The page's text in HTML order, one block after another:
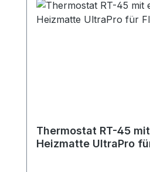
Thermostat RT-45
Heizmatte UltraPro